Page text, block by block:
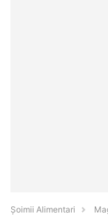
Şoimii Alimentari